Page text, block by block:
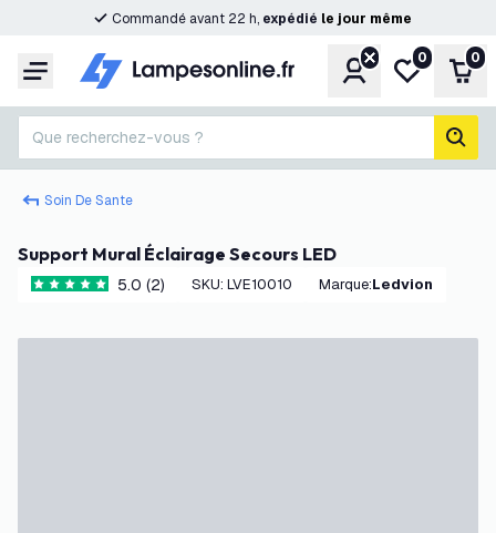
Commandé avant 22 h, expédié le jour même
Menu CompteMa liste de
0 0
Que recherchez-vous ?
Soin De Sante
Support Mural Éclairage Secours LED
5 étoiles de notation
5.0 (2) SKU: LVE10010 Marque: Ledvion